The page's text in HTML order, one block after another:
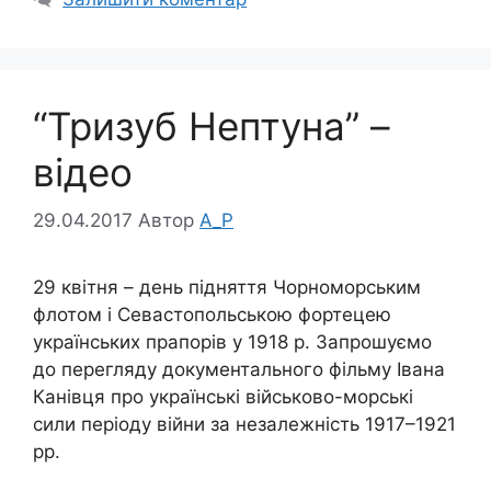
“Тризуб Нептуна” –
відео
29.04.2017 Автор A_P
29 квітня – день підняття Чорноморським
флотом і Севастопольською фортецею
українських прапорів у 1918 р. Запрошуємо
до перегляду документального фільму Івана
Канівця про українські військово-морські
сили періоду війни за незалежність 1917–1921
рр.